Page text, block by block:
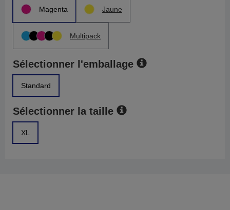
Magenta Jaune
Multipack
Sélectionner l'emballage
Standard
Sélectionner la taille
XL